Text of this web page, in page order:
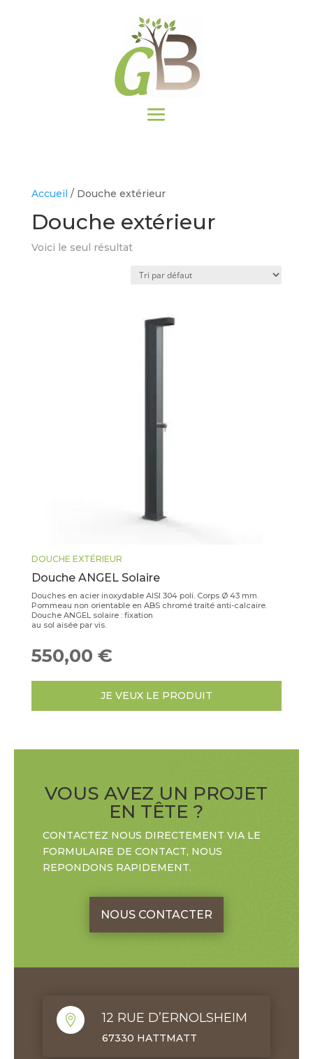
Accueil / Douche extérieur
Douche extérieur
Voici le seul résultat
DOUCHE EXTÉRIEUR
Douche ANGEL Solaire
Douches en acier inoxydable AISI 304 poli. Corps Ø 43 mm.
Pommeau non orientable en ABS chromé traité anti-calcaire.
Douche ANGEL solaire : fixation
au sol aisée par vis.
550,00 €
JE VEUX LE PRODUIT
VOUS AVEZ UN PROJET
EN TÊTE ?
CONTACTEZ NOUS DIRECTEMENT VIA LE
FORMULAIRE DE CONTACT, NOUS
REPONDONS RAPIDEMENT.
NOUS CONTACTER
 12 RUE D’ERNOLSHEIM
67330 HATTMATT